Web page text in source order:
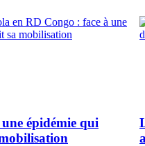
épidémie qui